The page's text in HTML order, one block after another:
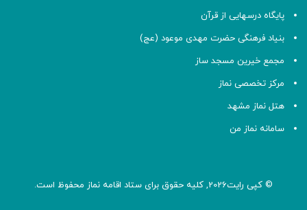
پایگاه درسهایی از قرآن
بنیاد فرهنگی حضرت مهدی موعود (عج)
مجمع خیرین مسجد ساز
مرکز تخصصی نماز
هتل نماز مشهد
سامانه نماز من
© کپی رایت2026, کلیه حقوق برای ستاد اقامه نماز محفوظ است.